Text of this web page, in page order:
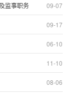
09-07
监事职务
09-17
06-10
11-10
08-06